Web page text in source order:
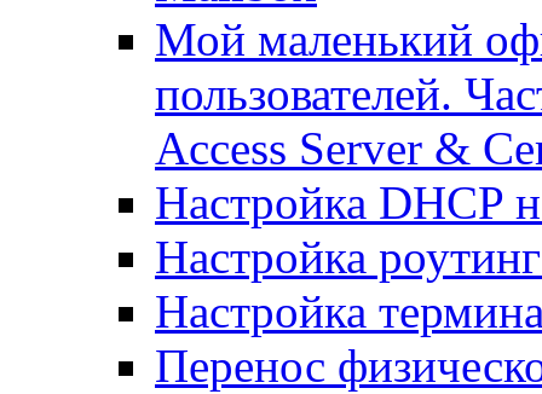
Мой маленький
пользователей.
Access Server &
Настройка DHCP
Настройка
Настройка
Перенос